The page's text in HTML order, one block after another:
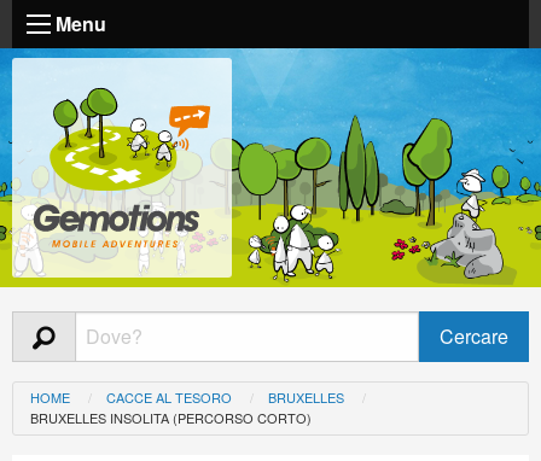
Menu
HOME CACCE AL TESORO
BRUXELLES
BRUXELLES INSOLITA (PERCORSO CORTO)